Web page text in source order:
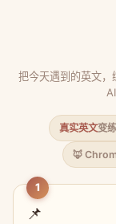
把今天遇到的英文
真实英文变
🦊
1
📌